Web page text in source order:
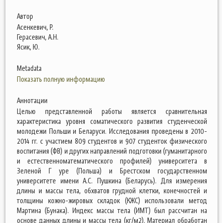
Автор
Асенкевич, Р.
Герасевич, А.Н.
Ясик, Ю.
Metadata
Показать полную информацию
Аннотации
Целью представленной работы является сравнительная
характеристика уровня соматического развития студенческой
молодежи Польши и Беларуси. Исследования проведены в 2010-
2014 гг. с участием 809 студентов и 907 студенток физического
воспитания (ФВ) и других направлений подготовки (гуманитарного
и естественноматематического профилей) университета в
Зеленой Г уре (Польша) и Брестском государственном
университете имени А.С. Пушкина (Беларусь). Для измерения
длины и массы тела, обхватов грудной клетки, конечностей и
толщины кожно-жировых складок (КЖС) использовали метод
Мартина (Бунака). Индекс массы тела (ИМТ) был рассчитан на
основе данных длины и массы тела (кг/м2). Материал обработан